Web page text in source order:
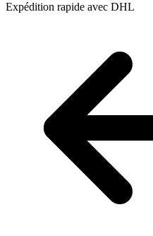
Expédition rapide avec DHL